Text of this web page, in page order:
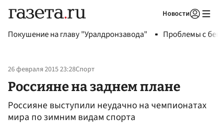
Новости
Покушение на главу "Уралдронзавода" Проблемы с
26 февраля 2015 23:28Спорт
Россияне на заднем плане
Россияне выступили неудачно на чемпионатах
мира по зимним видам спорта